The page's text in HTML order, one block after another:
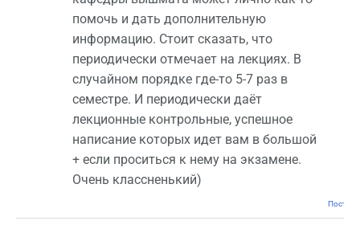
помочь и дать дополнительную
информацию. Стоит сказать, что
периодически отмечает на лекциях. В
случайном порядке где-то 5-7 раз в
семестре. И периодически даёт
лекционные контрольные, успешное
написание которых идет вам в большой
+ если проситься к нему на экзамене.
Очень классненький)